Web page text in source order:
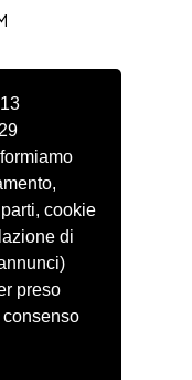
cookie
di
preso
e Resi